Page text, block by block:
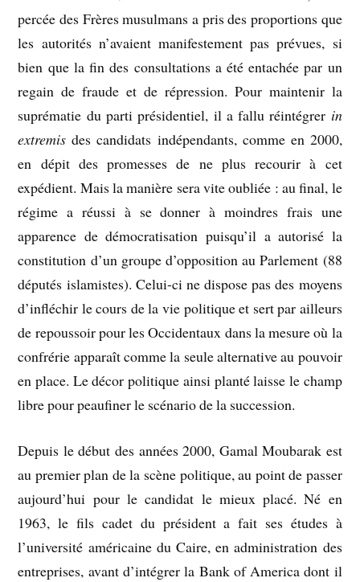
percée des Frères musulmans a pris des proportions que
les autorités n’avaient manifestement pas prévues, si
bien que la fin des consultations a été entachée par un
regain de fraude et de répression. Pour maintenir la
suprématie du parti présidentiel, il a fallu réintégrer in
extremis des candidats indépendants, comme en 2000,
en dépit des promesses de ne plus recourir à cet
expédient. Mais la manière sera vite oubliée : au final, le
régime a réussi à se donner à moindres frais une
apparence de démocratisation puisqu’il a autorisé la
constitution d’un groupe d’opposition au Parlement (88
députés islamistes). Celui-ci ne dispose pas des moyens
d’infléchir le cours de la vie politique et sert par ailleurs
de repoussoir pour les Occidentaux dans la mesure où la
confrérie apparaît comme la seule alternative au pouvoir
en place. Le décor politique ainsi planté laisse le champ
libre pour peaufiner le scénario de la succession.
Depuis le début des années 2000, Gamal Moubarak est
au premier plan de la scène politique, au point de passer
aujourd’hui pour le candidat le mieux placé. Né en
1963, le fils cadet du président a fait ses études à
l’université américaine du Caire, en administration des
entreprises, avant d’intégrer la Bank of America dont il